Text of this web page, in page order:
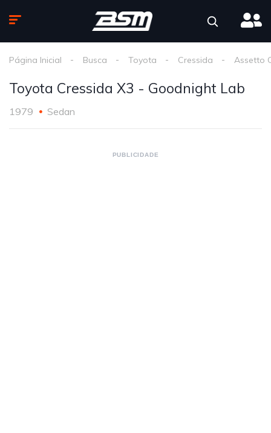
Página Inicial Busca Toyota Cressida Assetto
Toyota Cressida X3 - Goodnight Lab
1979 Sedan
PUBLICIDADE